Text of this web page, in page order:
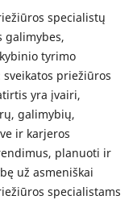
specialistų
galimybes,
tyrimo
priežiūros
yra įvairi,
galimybių,
ir karjeros
planuoti ir
už asmeniškai
specialistams